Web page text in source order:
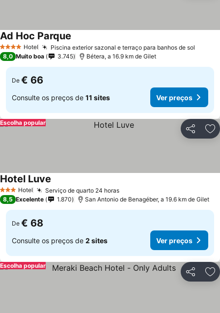
4 EstrelasHotel Piscina exterior sazonal e terraço para banhos de sol
Ad Hoc Parque
8,0 Muito boa 3.745 Bétera, a 16.9 km de Gilet
De € 66
Consulte os preços de 11 sites Ver preços
Partilhar
Escolha popular
3 EstrelasHotel Serviço de quarto 24 horas
Hotel Luve
8,5 Excelente 1.870 San Antonio de Benagéber, a 19.6 km de Gilet
De € 68
Consulte os preços de 2 sites Ver preços
Partilhar
Escolha popular